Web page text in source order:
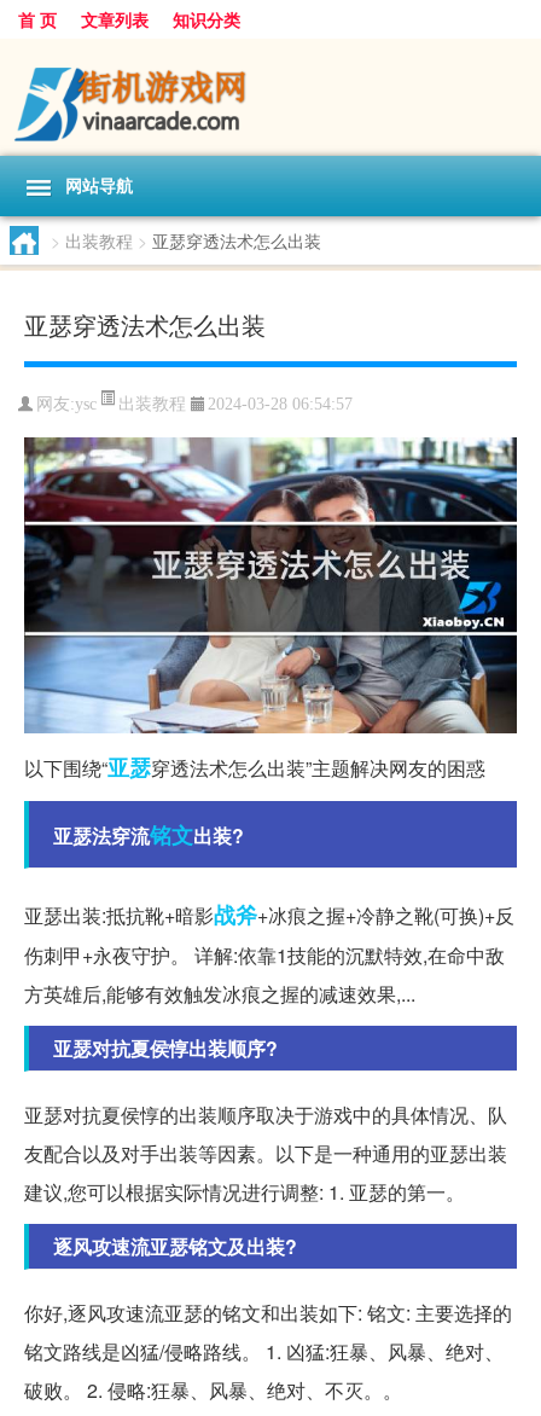
首 页 文章列表 知识分类
网站导航
> 出装教程 > 亚瑟穿透法术怎么出装
亚瑟穿透法术怎么出装
网友:ysc 出装教程 2024-03-28 06:54:57
以下围绕“亚瑟穿透法术怎么出装”主题解决网友的困惑
亚瑟法穿流铭文出装?
亚瑟出装:抵抗靴+暗影战斧+冰痕之握+冷静之靴(可换)+反
伤刺甲+永夜守护。 详解:依靠1技能的沉默特效,在命中敌
方英雄后,能够有效触发冰痕之握的减速效果,...
亚瑟对抗夏侯惇出装顺序?
亚瑟对抗夏侯惇的出装顺序取决于游戏中的具体情况、队
友配合以及对手出装等因素。以下是一种通用的亚瑟出装
建议,您可以根据实际情况进行调整: 1. 亚瑟的第一。
逐风攻速流亚瑟铭文及出装?
你好,逐风攻速流亚瑟的铭文和出装如下: 铭文: 主要选择的
铭文路线是凶猛/侵略路线。 1. 凶猛:狂暴、风暴、绝对、
破败。 2. 侵略:狂暴、风暴、绝对、不灭。。